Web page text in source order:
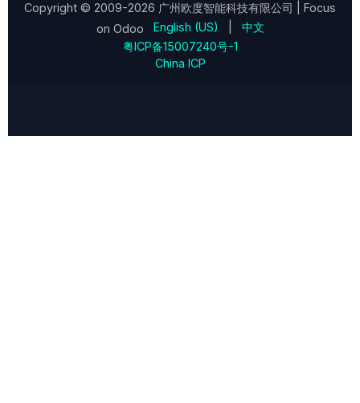
Copyright © 2009-2026 广州欧度智能科技有限公司
| Focus
on Odoo
English (US)
中文
粤ICP备15007240号-1
China ICP